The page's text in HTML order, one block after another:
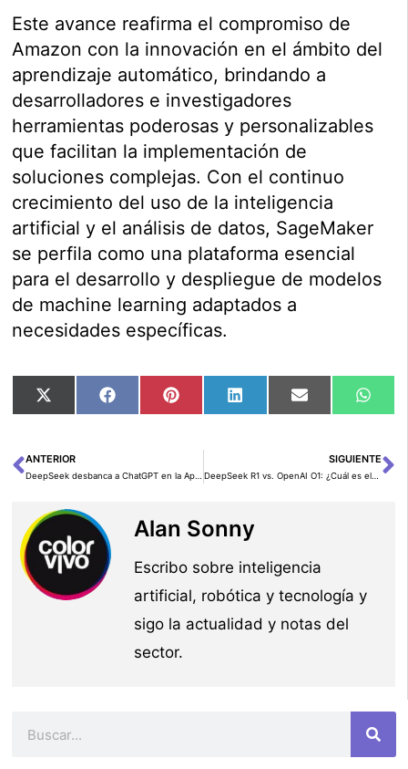
Este avance reafirma el compromiso de
Amazon con la innovación en el ámbito del
aprendizaje automático, brindando a
desarrolladores e investigadores
herramientas poderosas y personalizables
que facilitan la implementación de
soluciones complejas. Con el continuo
crecimiento del uso de la inteligencia
artificial y el análisis de datos, SageMaker
se perfila como una plataforma esencial
para el desarrollo y despliegue de modelos
de machine learning adaptados a
necesidades específicas.
Compartir
en
X
(Twitter)
Compartir
en
FacebookCompartir
en
PinterestCompartir
en
LinkedInCompartir
en
Email
en
Ant
ANTERIOR SIGUIENTE
Alan Sonny
Escribo sobre inteligencia
artificial, robótica y tecnología y
sigo la actualidad y notas del
sector.